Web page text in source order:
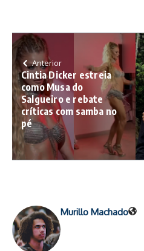
Anterior
Cintia Dicker estreia
como Musa do
Salgueiro e rebate
críticas com samba no
pé
Murillo Machado